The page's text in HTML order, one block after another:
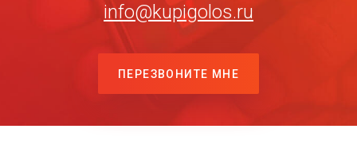
info@kupigolos.ru
ПЕРЕЗВОНИТЕ МНЕ